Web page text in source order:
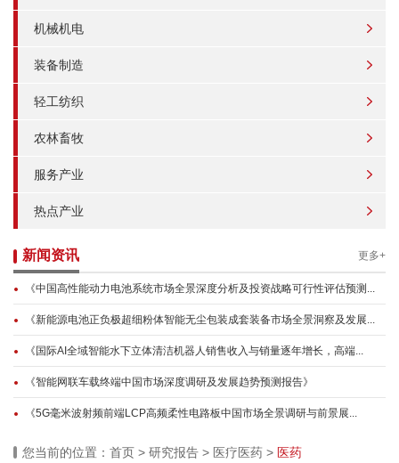
机械机电
装备制造
轻工纺织
农林畜牧
服务产业
热点产业
新闻资讯 更多+
《中国高性能动力电池系统市场全景深度分析及投资战略可行性评估预测...
《新能源电池正负极超细粉体智能无尘包装成套装备市场全景洞察及发展...
《国际AI全域智能水下立体清洁机器人销售收入与销量逐年增长，高端...
《智能网联车载终端中国市场深度调研及发展趋势预测报告》
《5G毫米波射频前端LCP高频柔性电路板中国市场全景调研与前景展...
您当前的位置： 首页 > 研究报告 > 医疗医药 > 医药